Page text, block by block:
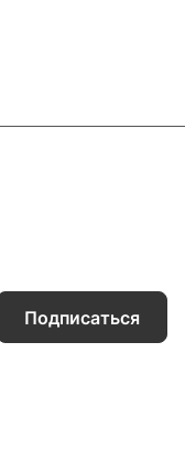
Подписаться